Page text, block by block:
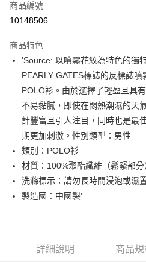
Apple Pay
悠遊付
大哥付你分期
相關說明
【大哥付你分期使用說明】
1.本服務由台灣大哥大提供，台灣大哥
2.付款方式選擇「大哥付你分期」，訂
流程，驗證手機門號後，選擇欲分期的
成交易。
3.實際核准額度、可分期數及費用金額
4.訂單成立30分鐘內，如未前往確認交
消。如遇「轉專審核」未通過狀況，表
【繳款方式說明】
帳／街口支付／iPASS MONEY」等通路
AFTEE先享後付
相關說明
【關於「AFTEE先享後付」】
AFTEE先享後付是「在收到商品之後才
便利好安心！
１．簡單：不需註冊會員、不需綁卡、
２．便利：只要手機號碼，簡訊認證，即
３．安心：先確認商品／服務後，再付款
２．訂單成立數日內，您將收到繳費通知
ATM付款
運送方式
全家取貨付款
每筆NT$80，滿NT$2,000(含以上)免
商品編號
10148506
商品特色
'Source: 以噴霧花紋為特色的獨
PEARLY GATES標誌的反標誌
POLO衫。由於選擇了輕盈且具
不易黏膩，即使在悶熱潮濕的天
計豐富且引人注目，同時也是最
期更加刺激。性別類型：男性
類別：POLO衫
材質：100%聚酯纖維（鬆緊部
洗滌標示：請勿長時間浸泡或濕
製造國：中國製'
詳細說明 商品